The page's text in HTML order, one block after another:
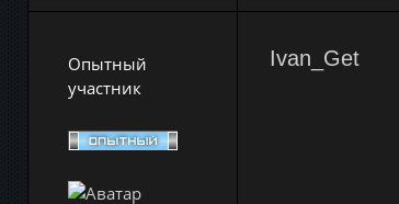
Опытный
участник
Ivan_Get